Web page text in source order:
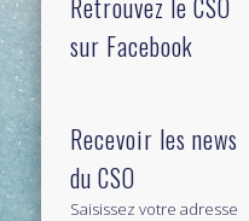
sur Facebook
Recevoir les news
du CSO
Saisissez votre adresse